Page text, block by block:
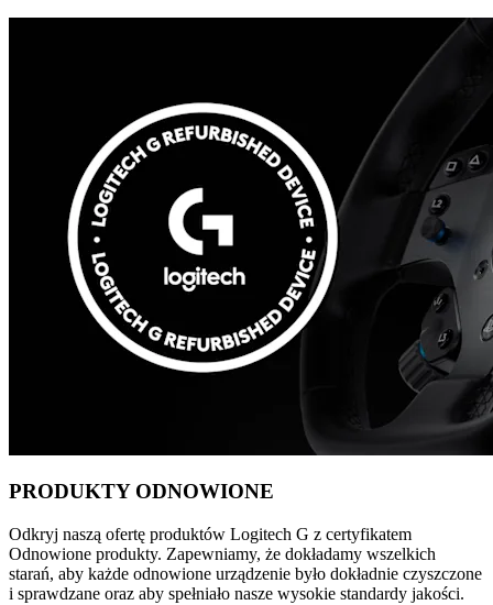
PRODUKTY ODNOWIONE
Odkryj naszą ofertę produktów Logitech G z certyfikatem
Odnowione produkty. Zapewniamy, że dokładamy wszelkich
starań, aby każde odnowione urządzenie było dokładnie czyszczone
i sprawdzane oraz aby spełniało nasze wysokie standardy jakości.